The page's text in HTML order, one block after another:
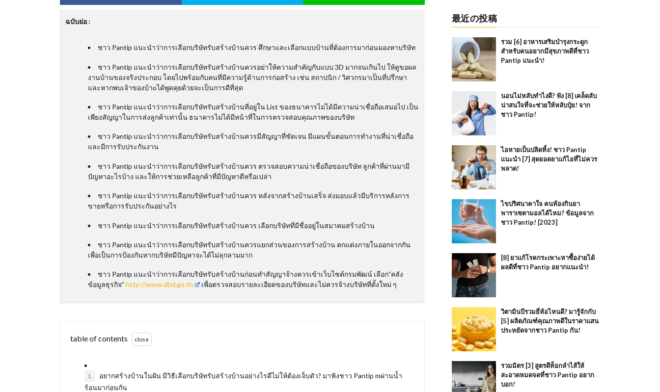
ฉบับย่อ :
ชาว Pantip แนะนำว่าการเลือกบริษัทรับสร้างบ้านควร ศึกษาและเลือกแบบบ้านที่ต้องการมาก่อนมองหาบริษัท
ชาว Pantip แนะนำว่าการเลือกบริษัทรับสร้างบ้านควรอย่าให้ความสำคัญกับแบบ 3D มากจนเกินไป ให้ดูขอผล
งานบ้านของจริงประกอบ โดยไปพร้อมกับคนที่มีความรู้ด้านการก่อสร้าง เช่น สถาปนิก / วิศวกรมาเป็นที่ปรึกษา
และหากพบเจ้าของบ้าoได้พูดคุยด้วยจะเป็นการดีที่สุด
ชาว Pantip แนะนำว่าการเลือกบริษัทรับสร้างบ้านที่อยู่ใน List ของธนาคารไม่ได้มีความน่าเชื่อถือเสมอไป เป็น
เพียงสัญญาในการส่งลูกค้าเท่านั้น ธนาคารไม่ได้มีหน้าที่ในการตรวจสอบคุณภาพของบริษัท
ชาว Pantip แนะนำว่าการเลือกบริษัทรับสร้างบ้านควรมีสัญญาที่ชัดเจน มีแผนขั้นตอนการทำงานที่น่าเชื่อถือ
และมีการรับประกันงาน
ชาว Pantip แนะนำว่าการเลือกบริษัทรับสร้างบ้านควร ตรวจสอบความน่าเชื่อถือของบริษัท ลูกค้าที่ผ่านมามี
ปัญหาอะไรบ้าง และให้การช่วยเหลือลูกค้าที่มีปัญหาดีหรือเปล่า
ชาว Pantip แนะนำว่าการเลือกบริษัทรับสร้างบ้านควร หลังจากสร้างบ้านเสร็จ ส่งมอบแล้วมีบริการหลังการ
ขายหรือการรับประกันอย่างไร
ชาว Pantip แนะนำว่าการเลือกบริษัทรับสร้างบ้านควร เลือกบริษัทที่มีชื่ออยู่ในสมาคมสร้างบ้าน
ชาว Pantip แนะนำว่าการเลือกบริษัทรับสร้างบ้านควรแยกส่วนของการสร้างบ้าน ตกแต่งภายในออกจากกัน
เพื่อเป็นการป้องกันหากบริษัทมีปัญหาจะได้ไม่ลุกลามมาก
ชาว Pantip แนะนำว่าการเลือกบริษัทรับสร้างบ้านก่อนทำสัญญาจ้างควรเข้าเว็บไซต์กรมพัฒน์ เลือก”คลัง
ข้อมูลธุรกิจ” http://www.dbd.go.th เพื่อตรวจสอบรายละเอียดของบริษัทและไม่ควรจ้างบริษัทที่ตั้งใหม่ ๆ
table of contents
1.
อยากสร้างบ้านในฝัน มีวิธีเลือกบริษัทรับสร้างบ้านอย่างไรดีไม่ให้ต้องเจ็บตัว? มาฟังชาว Pantip mผ่านน้ำ
ร้อนมาก่อนกัน
最近の投稿
รวม [6] อาหารเสริมบำรุงกระดูก
สำหรับคนอยากมีสุขภาพดีที่ชาว
Pantip แนะนำ!
นอนไม่หลับทำไงดี? ฟัง [8] เคล็ดลับ
น่าสนใจที่จะช่วยให้หลับปุ๋ย! จาก
ชาว Pantip!
ไอหายเป็นปลิดทิ้ง! ชาว Pantip
แนะนำ [7] สุดยอดยาแก้ไอที่ไม่ควร
พลาด!
ไขปริศนาคาใจ คนท้องกินยา
พาราเซตามอลได้ไหม? ข้อมูลจาก
ชาว Pantip! [2023]
[8] ยาแก้โรคกระเพาะหาซื้อง่ายได้
ผลดีที่ชาว Pantip อยากแนะนำ!
วิตามินบีรวมยี่ห้อไหนดี? มารู้จักกับ
[5] ผลิตภัณฑ์คุณภาพดีในราคาแสน
ประหยัดจากชาว Pantip กัน!
รวมมิตร [3] สูตรดีท็อกลำไส้ให้
สะอาดหมดจดที่ชาว Pantip อยาก
บอก!